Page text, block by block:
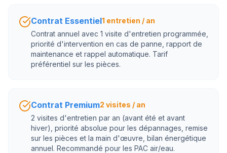
Contrat Essentiel1 entretien / an
Contrat annuel avec 1 visite d'entretien programmée,
priorité d'intervention en cas de panne, rapport de
maintenance et rappel automatique. Tarif
préférentiel sur les pièces.
Contrat Premium2 visites / an
2 visites d'entretien par an (avant été et avant
hiver), priorité absolue pour les dépannages, remise
sur les pièces et la main d'œuvre, bilan énergétique
annuel. Recommandé pour les PAC air/eau.